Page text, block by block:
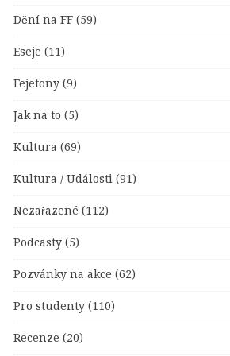
Dění na FF (59)
Eseje (11)
Fejetony (9)
Jak na to (5)
Kultura (69)
Kultura / Události (91)
Nezařazené (112)
Podcasty (5)
Pozvánky na akce (62)
Pro studenty (110)
Recenze (20)